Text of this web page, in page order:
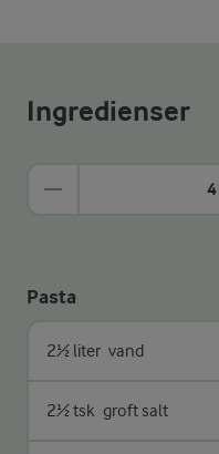
Ingredienser
Pasta
2½ liter vand
2½ tsk groft salt